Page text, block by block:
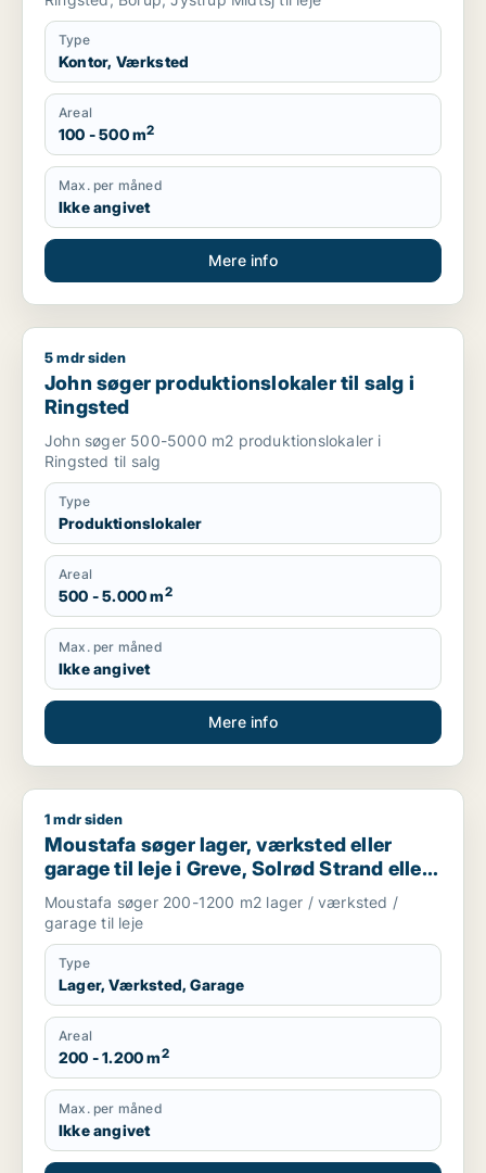
Type
Kontor, Værksted
Areal
100 - 500 m2
Max. per måned
Ikke angivet
Mere info
John søger produktionslokaler til salg i Ringsted
5 mdr siden
John søger produktionslokaler til salg i
Ringsted
John søger 500-5000 m2 produktionslokaler i
Ringsted til salg
Type
Produktionslokaler
Areal
500 - 5.000 m2
Max. per måned
Ikke angivet
Mere info
Moustafa søger lager, værksted eller garage til leje i Greve,
1 mdr siden
Moustafa søger lager, værksted eller
garage til leje i Greve, Solrød Strand eller
Roskilde m.fl.
Moustafa søger 200-1200 m2 lager / værksted /
garage til leje
Type
Lager, Værksted, Garage
Areal
200 - 1.200 m2
Max. per måned
Ikke angivet